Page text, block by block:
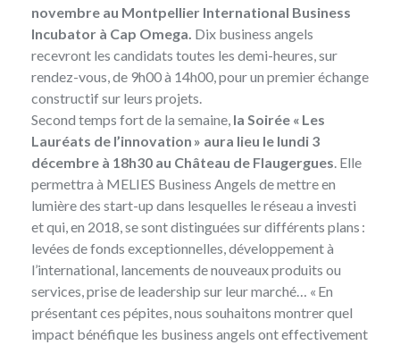
novembre au Montpellier International Business
Incubator à Cap Omega. Dix business angels
recevront les candidats toutes les demi-heures, sur
rendez-vous, de 9h00 à 14h00, pour un premier échange
constructif sur leurs projets.
Second temps fort de la semaine, la Soirée « Les
Lauréats de l’innovation » aura lieu le lundi 3
décembre à 18h30 au Château de Flaugergues. Elle
permettra à MELIES Business Angels de mettre en
lumière des start-up dans lesquelles le réseau a investi
et qui, en 2018, se sont distinguées sur différents plans :
levées de fonds exceptionnelles, développement à
l’international, lancements de nouveaux produits ou
services, prise de leadership sur leur marché… « En
présentant ces pépites, nous souhaitons montrer quel
impact bénéfique les business angels ont effectivement